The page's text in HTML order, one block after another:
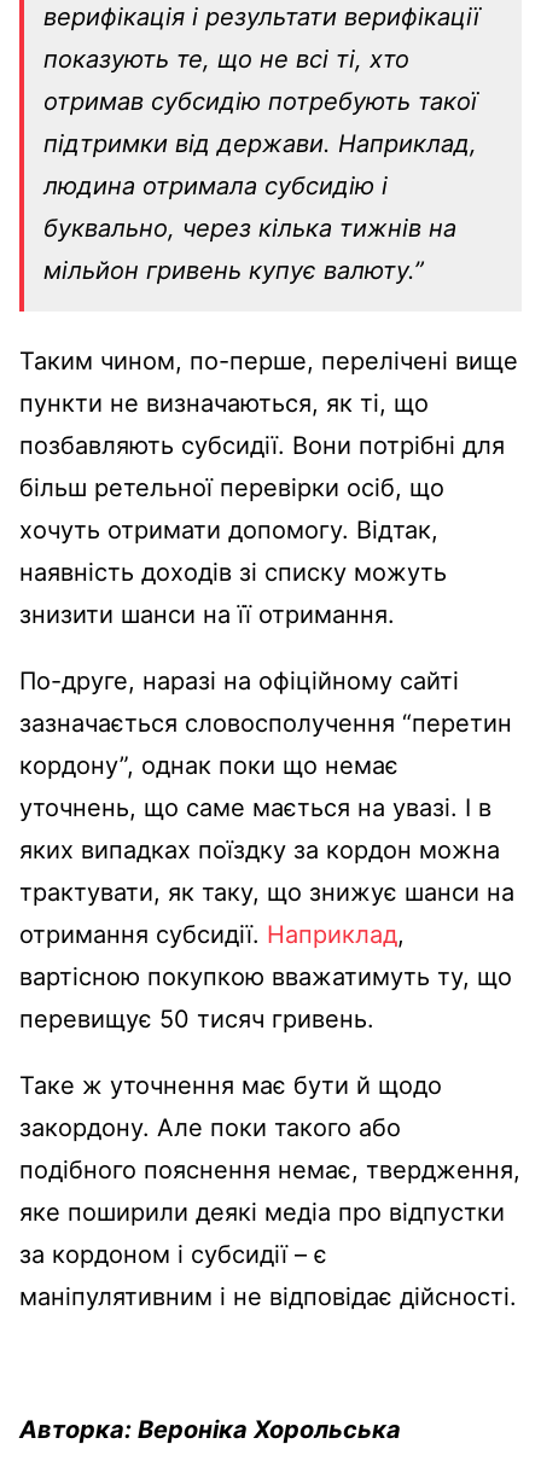
верифікація і результати верифікації
показують те, що не всі ті, хто
отримав субсидію потребують такої
підтримки від держави. Наприклад,
людина отримала субсидію і
буквально, через кілька тижнів на
мільйон гривень купує валюту.”
Таким чином, по-перше, перелічені вище
пункти не визначаються, як ті, що
позбавляють субсидії. Вони потрібні для
більш ретельної перевірки осіб, що
хочуть отримати допомогу. Відтак,
наявність доходів зі списку можуть
знизити шанси на її отримання.
По-друге, наразі на офіційному сайті
зазначається словосполучення “перетин
кордону”, однак поки що немає
уточнень, що саме мається на увазі. І в
яких випадках поїздку за кордон можна
трактувати, як таку, що знижує шанси на
отримання субсидії. Наприклад,
вартісною покупкою вважатимуть ту, що
перевищує 50 тисяч гривень.
Таке ж уточнення має бути й щодо
закордону. Але поки такого або
подібного пояснення немає, твердження,
яке поширили деякі медіа про відпустки
за кордоном і субсидії – є
маніпулятивним і не відповідає дійсності.
Авторка: Вероніка Хорольська